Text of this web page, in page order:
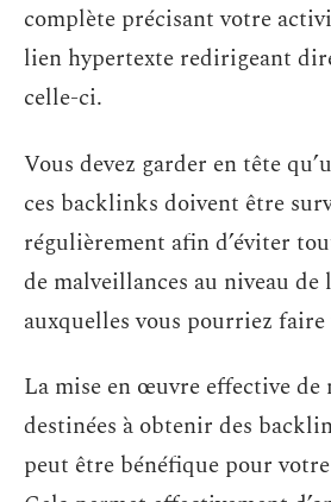
complète précisant votre
lien hypertexte redirigeant
celle-ci.
Vous devez garder en tête
ces backlinks doivent être
régulièrement afin d’éviter
de malveillances au niveau de
auxquelles vous pourriez faire
La mise en œuvre effective de
destinées à obtenir des
peut être bénéfique pour